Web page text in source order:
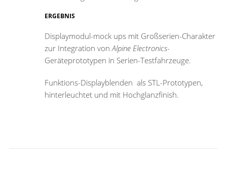
ERGEBNIS
Displaymodul-mock ups mit Großserien-Charakter
zur Integration vonAlpine Electronics-
Geräteprototypen in Serien-Testfahrzeuge.
Funktions-Displayblenden als STL-Prototypen,
hinterleuchtet und mit Hochglanzfinish.